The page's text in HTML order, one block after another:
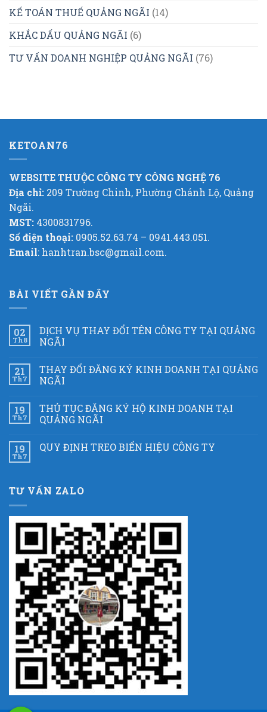
KẾ TOÁN THUẾ QUẢNG NGÃI (14)
KHẮC DẤU QUẢNG NGÃI (6)
TƯ VẤN DOANH NGHIỆP QUẢNG NGÃI (76)
KETOAN76
WEBSITE THUỘC CÔNG TY CÔNG NGHỆ 76
Địa chỉ: 209 Trường Chinh, Phường Chánh Lộ, Quảng
Ngãi.
MST: 4300831796.
Số điện thoại: 0905.52.63.74 – 0941.443.051.
Email: hanhtran.bsc@gmail.com.
BÀI VIẾT GẦN ĐÂY
02
Th8
DỊCH VỤ THAY ĐỔI TÊN CÔNG TY TẠI QUẢNG
NGÃI
21
Th7
THAY ĐỔI ĐĂNG KÝ KINH DOANH TẠI QUẢNG
NGÃI
19
Th7
THỦ TỤC ĐĂNG KÝ HỘ KINH DOANH TẠI
QUẢNG NGÃI
19
Th7
QUY ĐỊNH TREO BIỂN HIỆU CÔNG TY
TƯ VẤN ZALO